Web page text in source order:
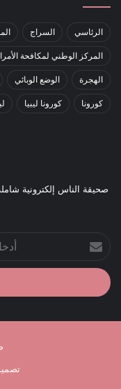
الرئاسي السراج
المركز الوطني لمكافحة
الهجرة الوضع الوبائي
كورونا كورونا ليبيا
صحيقة الناس إلكترونية
بريدك
الإلكتروني